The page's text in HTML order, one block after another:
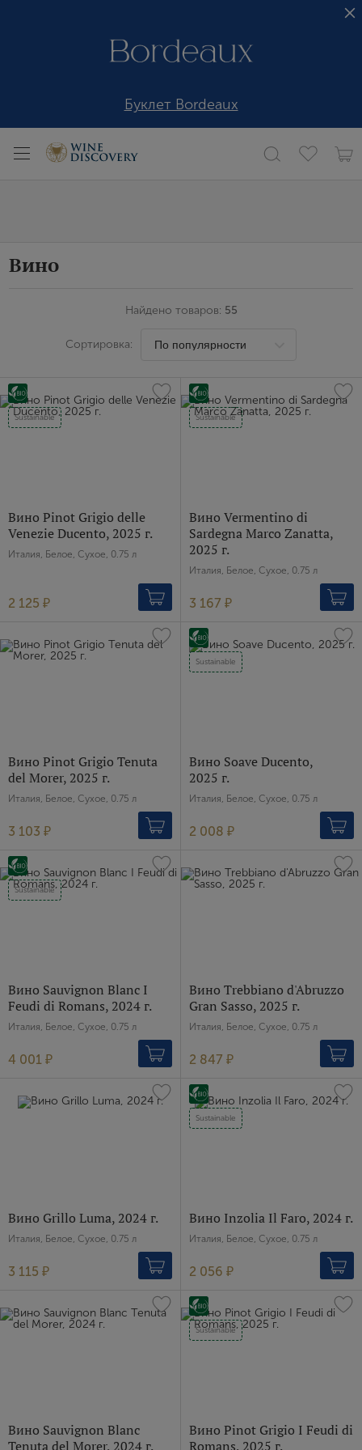
Буклет Bordeaux
Вино
Найдено товаров: 55
Сортировка:
Sustainable
Вино Pinot Grigio delle
Venezie Ducento, 2025 г.
Италия, Белое, Сухое, 0.75 л
2 125 ₽
Sustainable
Вино Vermentino di
Sardegna Marco Zanatta,
2025 г.
Италия, Белое, Сухое, 0.75 л
3 167 ₽
Вино Pinot Grigio Tenuta
del Morer, 2025 г.
Италия, Белое, Сухое, 0.75 л
3 103 ₽
Sustainable
Вино Soave Ducento,
2025 г.
Италия, Белое, Сухое, 0.75 л
2 008 ₽
Sustainable
Вино Sauvignon Blanc I
Feudi di Romans, 2024 г.
Италия, Белое, Сухое, 0.75 л
4 001 ₽
Вино Trebbiano d'Abruzzo
Gran Sasso, 2025 г.
Италия, Белое, Сухое, 0.75 л
2 847 ₽
Вино Grillo Luma, 2024 г.
Италия, Белое, Сухое, 0.75 л
3 115 ₽
Sustainable
Вино Inzolia Il Faro, 2024 г.
Италия, Белое, Сухое, 0.75 л
2 056 ₽
Вино Sauvignon Blanc
Tenuta del Morer, 2024 г.
Sustainable
Вино Pinot Grigio I Feudi di
Romans, 2025 г.